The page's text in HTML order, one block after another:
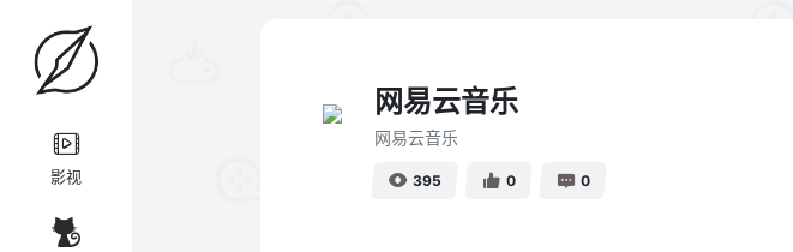
影视
网易云音乐
网易云音乐
395 0 0